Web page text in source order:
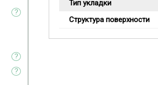
Тип укладки
Структура поверхности
?
?
?